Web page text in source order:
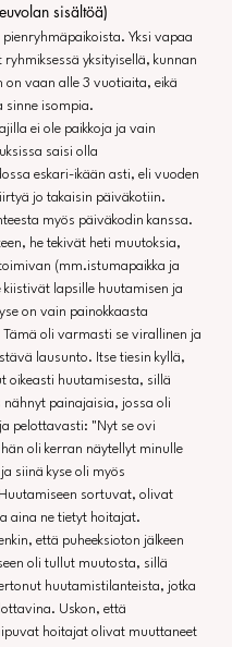
sisältöä)
Yksi vapaa
ryhmiksessä yksityisellä, kunnan
on vaan alle 3 vuotiaita, eikä
sinne isompia.
ei ole paikkoja ja vain
saisi olla
eskari-ikään asti, eli vuoden
jo takaisin päiväkotiin.
myös päiväkodin kanssa.
he tekivät heti muutoksia,
(mm.istumapaikka ja
kiistivät lapsille huutamisen ja
on vain painokkaasta
oli varmasti se virallinen ja
lausunto. Itse tiesin kyllä,
oikeasti huutamisesta, sillä
nähnyt painajaisia, jossa oli
pelottavasti: "Nyt se ovi
oli kerran näytellyt minulle
siinä kyse oli myös
sortuvat, olivat
aina ne tietyt hoitajat.
että puheeksioton jälkeen
oli tullut muutosta, sillä
huutamistilanteista, jotka
Uskon, että
hoitajat olivat muuttaneet